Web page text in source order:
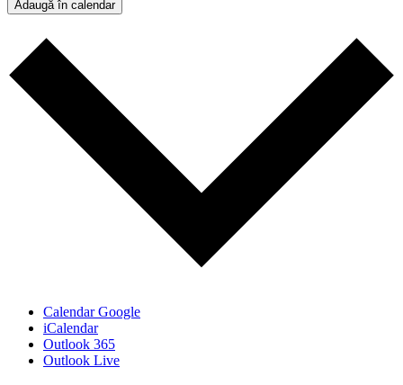
Adaugă în calendar
Calendar Google
iCalendar
Outlook 365
Outlook Live